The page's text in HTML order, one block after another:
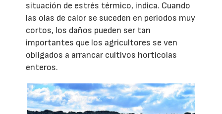
situación de estrés térmico, indica. Cuando
las olas de calor se suceden en periodos muy
cortos, los daños pueden ser tan
importantes que los agricultores se ven
obligados a arrancar cultivos hortícolas
enteros.